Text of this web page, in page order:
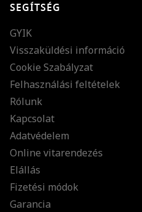
SEGÍTSÉG
GYIK
Visszaküldési információ
Cookie Szabályzat
Felhasználási feltételek
Rólunk
Kapcsolat
Adatvédelem
Online vitarendezés
Elállás
Fizetési módok
Garancia